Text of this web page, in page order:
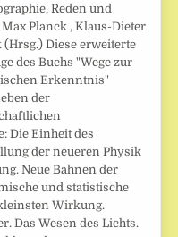
Reden und
Max Planck , Klaus-Dieter
(Hrsg.) Diese erweiterte
des Buchs "Wege zur
Erkenntnis"
der
Die Einheit des
der neueren Physik
Neue Bahnen der
und statistische
Wirkung.
Das Wesen des Lichts.